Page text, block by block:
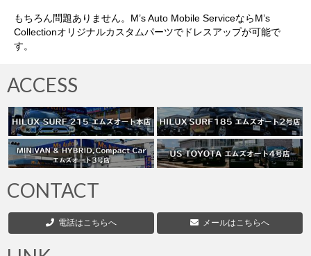
もちろん問題ありません。M’s Auto Mobile ServiceならM’s
Collectionオリジナルカスタムパーツでドレスアップが可能で
す。
ACCESS
CONTACT
電話はこちらへ メールはこちらへ